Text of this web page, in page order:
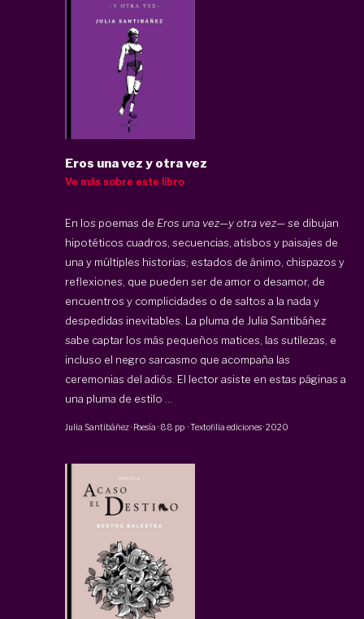
Eros una vez y otra vez
Ve más sobre este libro
En los poemas de Eros una vez—y otra vez—se dibujan
hipotéticos cuadros, secuencias, atisbos y paisajes de
una y múltiples historias; estados de ánimo, chispazos y
reflexiones, que pueden ser de amor o desamor, de
encuentros y complicidades o de saltos a la nada y
despedidas inevitables. La pluma de Julia Santibáñez
sabe captar los más pequeños matices, las sutilezas, e
incluso el negro sarcasmo que acompaña las
ceremonias del adiós. El lector asiste en estas páginas a
una pluma de estilo ...
Julia Santibáñez· Poesía · 88 pp ·Textofilia ediciones·2020